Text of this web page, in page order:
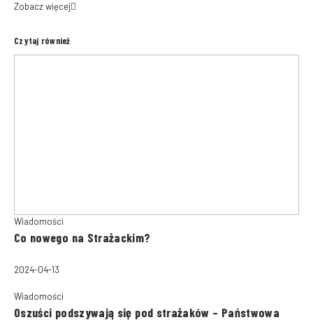
Zobacz więcej
Czytaj również
Wiadomości
Co nowego na Strażackim?
2024-04-13
Wiadomości
Oszuści podszywają się pod strażaków – Państwowa